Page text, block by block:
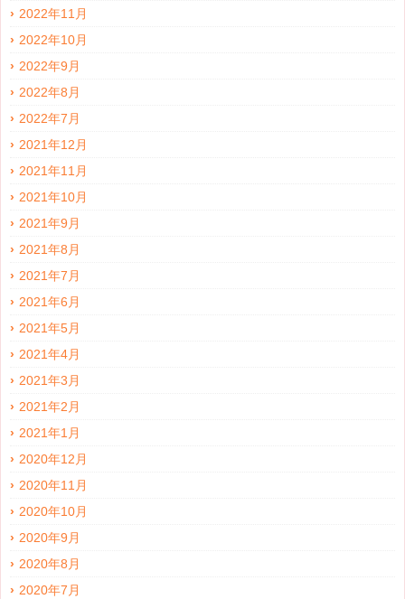
2022年11月
2022年10月
2022年9月
2022年8月
2022年7月
2021年12月
2021年11月
2021年10月
2021年9月
2021年8月
2021年7月
2021年6月
2021年5月
2021年4月
2021年3月
2021年2月
2021年1月
2020年12月
2020年11月
2020年10月
2020年9月
2020年8月
2020年7月